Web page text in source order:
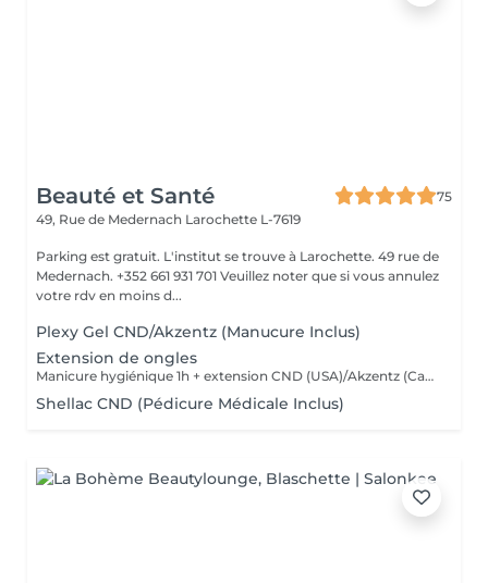
Beauté et Santé
75
49, Rue de Medernach Larochette L-7619
Parking est gratuit. L'institut se trouve à Larochette. 49 rue de
Medernach. +352 661 931 701 Veuillez noter que si vous annulez
votre rdv en moins d...
Plexy Gel CND/Akzentz (Manucure Inclus)
Extension de ongles
Manicure hygiénique 1h + extension CND (USA)/Akzentz (Canada)1h30
Shellac CND (Pédicure Médicale Inclus)